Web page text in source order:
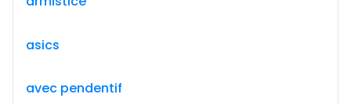
asics
avec pendentif